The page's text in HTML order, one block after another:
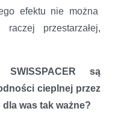
efektu nie można
przestarzałej,
są
cieplnej przez
was tak ważne?